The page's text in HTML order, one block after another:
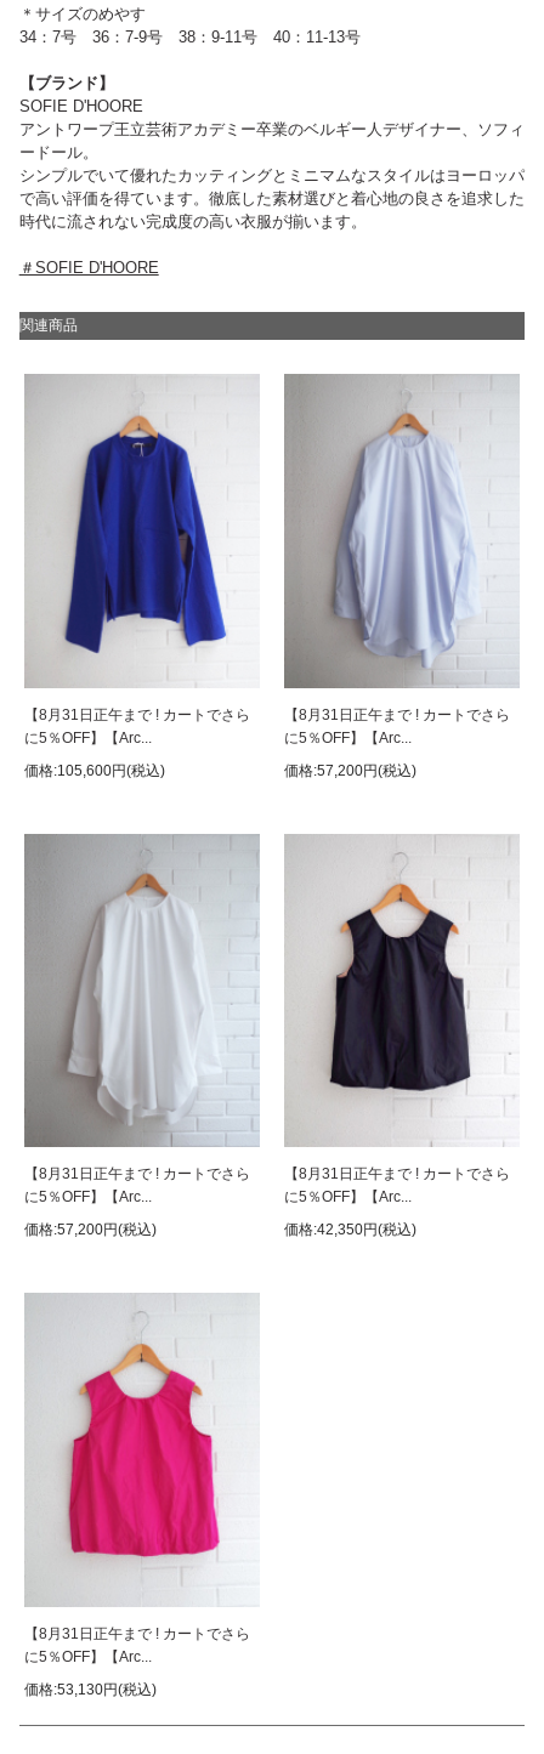
＊サイズのめやす
34：7号 36：7-9号 38：9-11号 40：11-13号
【ブランド】
SOFIE D'HOORE
アントワープ王立芸術アカデミー卒業のベルギー人デザイナー、ソフィ
ードール。
シンプルでいて優れたカッティングとミニマムなスタイルはヨーロッパ
で高い評価を得ています。徹底した素材選びと着心地の良さを追求した
時代に流されない完成度の高い衣服が揃います。
＃SOFIE D'HOORE
関連商品
【8月31日正午まで ! カートでさら
に5％OFF】【Arc...
価格:105,600円(税込)
【8月31日正午まで ! カートでさら
に5％OFF】【Arc...
価格:57,200円(税込)
【8月31日正午まで ! カートでさら
に5％OFF】【Arc...
価格:57,200円(税込)
【8月31日正午まで ! カートでさら
に5％OFF】【Arc...
価格:42,350円(税込)
【8月31日正午まで ! カートでさら
に5％OFF】【Arc...
価格:53,130円(税込)